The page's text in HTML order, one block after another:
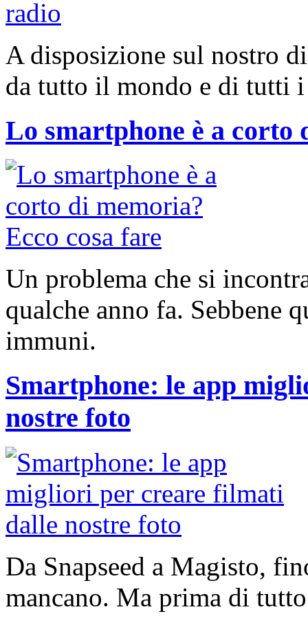
A disposizione sul nostro
da tutto il mondo e di tutti i
Lo smartphone è a corto
Un problema che si
qualche anno fa. Sebbene
immuni.
Smartphone: le app
nostre foto
Da Snapseed a Magisto,
mancano. Ma prima di